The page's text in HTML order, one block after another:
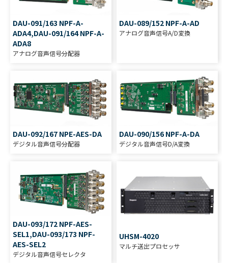
DAU-091/163 NPF-A-
ADA4,DAU-091/164 NPF-A-
ADA8
アナログ音声信号分配器
DAU-089/152 NPF-A-AD
アナログ音声信号A/D変換
DAU-092/167 NPE-AES-DA
デジタル音声信号分配器
DAU-090/156 NPF-A-DA
デジタル音声信号D/A変換
DAU-093/172 NPF-AES-
SEL1,DAU-093/173 NPF-
AES-SEL2
デジタル音声信号セレクタ
UHSM-4020
マルチ送出プロセッサ